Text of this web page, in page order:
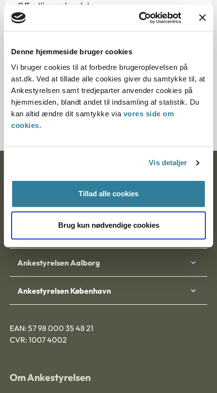
Denne hjemmeside bruger cookies
Vi bruger cookies til at forbedre brugeroplevelsen på
ast.dk. Ved at tillade alle cookies giver du samtykke til, at
Ankestyrelsen samt tredjeparter anvender cookies på
hjemmesiden, blandt andet til indsamling af statistik. Du
kan altid ændre dit samtykke via vores side om
cookies.
Vis detaljer
Tillad alle cookies
Brug kun nødvendige cookies
Offentliggørelsesdato
10.07.2013
Paragraf
§ 9c § 9
Journalnummer
3800088-10
Nytorv 7, 2. sal
9000 Aalborg
Ankestyrelsen Aalborg
Ankestyrelsen København
EAN: 57 98 000 35 48 21
CVR: 1007 4002
Om Ankestyrelsen